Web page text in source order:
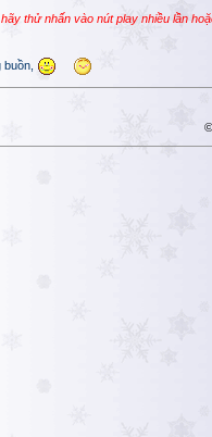
thử nhấn vào nút play nhiều lần